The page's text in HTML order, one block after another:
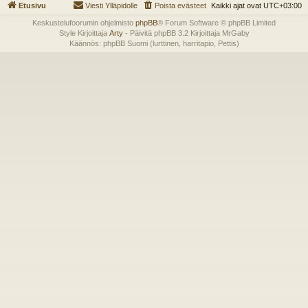
Etusivu Kaikki ajat ovat UTC+03:00
Poista evästeet
Viesti Ylläpidolle
Keskustelufoorumin ohjelmisto phpBB® Forum Software © phpBB Limited
Style Kirjoittaja Arty- Päivitä phpBB 3.2 Kirjoittaja MrGaby
Käännös: phpBB Suomi (lurttinen, harritapio, Pettis)